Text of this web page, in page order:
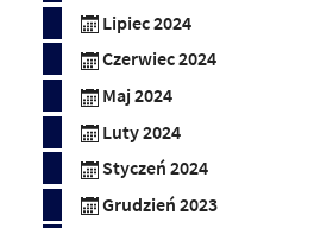
Lipiec 2024
Czerwiec 2024
Maj 2024
Luty 2024
Styczeń 2024
Grudzień 2023